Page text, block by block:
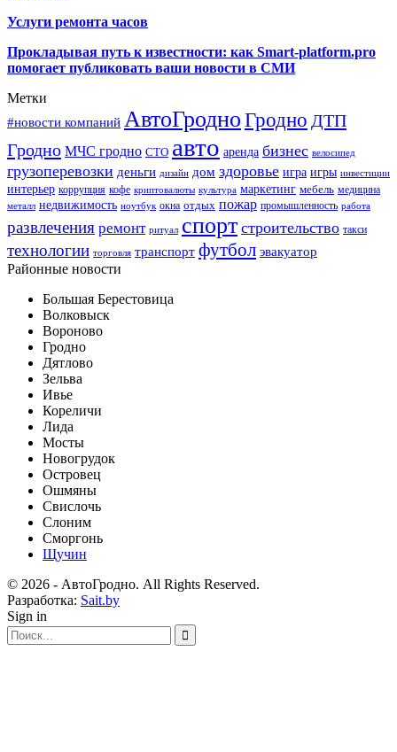
Услуги ремонта часов
Прокладывая путь к известности: как Smart-platform.pro
помогает публиковать ваши новости в СМИ
Метки
#новости компаний АвтоГродноГродно ДТП
Гродно МЧС гродно СТО авто аренда бизнес велосипед
грузоперевозки деньги дизайн дом здоровье игра игры инвестиции
интерьер коррупция кофе криптовалюты культура маркетинг мебель медицина
металл недвижимость ноутбук окна отдых пожар промышленность работа
развлечения ремонт ритуал спорт строительство такси
технологии торговля транспорт футбол эвакуатор
Районные новости
Большая Берестовица
Волковыск
Вороново
Гродно
Дятлово
Зельва
Ивье
Кореличи
Лида
Мосты
Новогрудок
Островец
Ошмяны
Свислочь
Слоним
Сморгонь
Щучин
© 2026 - АвтоГродно. All Rights Reserved.
Разработка: Sait.by
Sign in